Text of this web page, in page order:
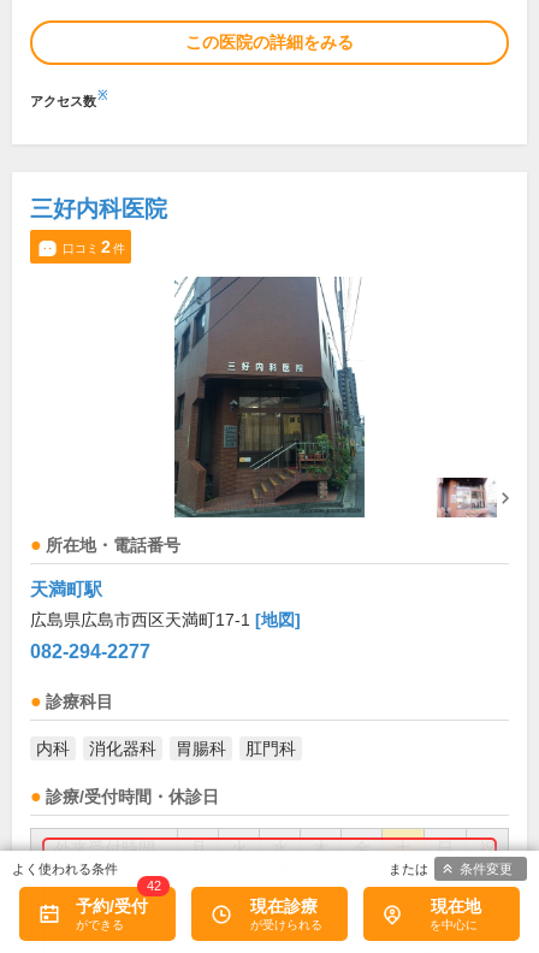
この医院の詳細をみる
アクセス数※
三好内科医院
口コミ 2件
所在地・電話番号
天満町駅
広島県広島市西区天満町17-1 [地図]
082-294-2277
診療科目
内科 消化器科 胃腸科 肛門科
診療/受付時間・休診日
外来受付時間 月 火 水 木 金 土 日 祝
9:00～12:30 ● ● ● ● ● ●
15:00～18:00 ● ●
お盆(8月中旬)は休診・休業の場合があります。来院前
に必ず医療機関に直接ご確認ください。
予約/受付
42
現在診療 現在地
条件変更